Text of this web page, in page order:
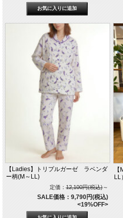
【Ladies】トリプルガーゼ ラベンダ
ー柄(M～LL)
定価：12,100円(税込)～
SALE価格：9,790円(税込)
<19%OFF>
【
LL